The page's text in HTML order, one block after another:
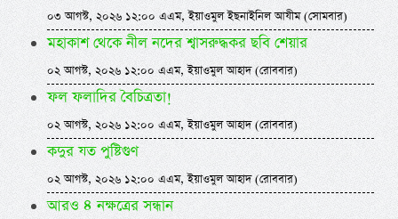
০৩ আগস্ট, ২০২৬ ১২:০০ এএম, ইয়াওমুল ইছনাইনিল আযীম (সোমবার)
মহাকাশ থেকে নীল নদের শ্বাসরুদ্ধকর ছবি শেয়ার
০২ আগস্ট, ২০২৬ ১২:০০ এএম, ইয়াওমুল আহাদ (রোববার)
ফল ফলাদির বৈচিত্রতা!
০২ আগস্ট, ২০২৬ ১২:০০ এএম, ইয়াওমুল আহাদ (রোববার)
কদুর যত পুষ্টিগুণ
০২ আগস্ট, ২০২৬ ১২:০০ এএম, ইয়াওমুল আহাদ (রোববার)
আরও ৪ নক্ষত্রের সন্ধান